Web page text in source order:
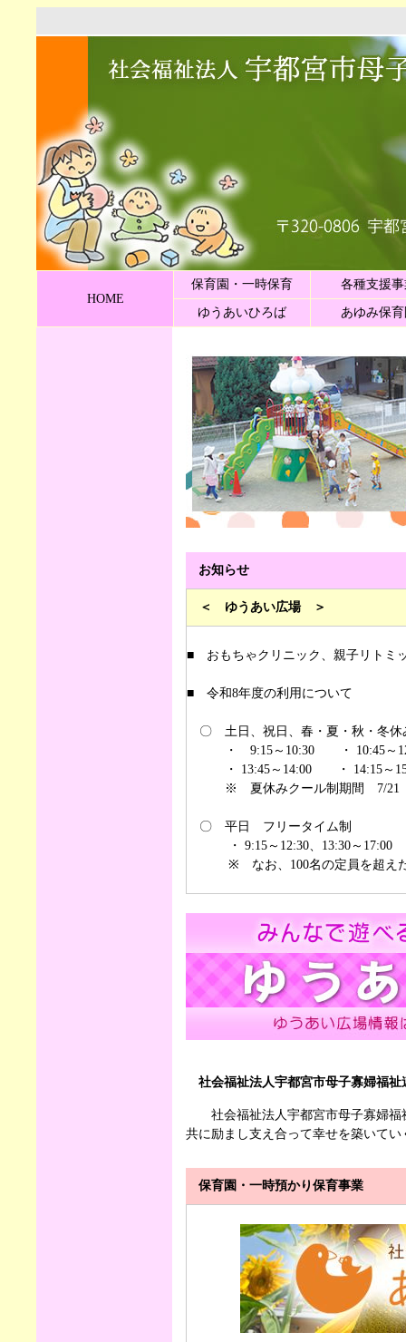
HOME
保育園・一時保育 各種支援
ゆうあいひろば あゆみ保
お知らせ
＜ ゆうあい広場 ＞
■ おもちゃクリニック、親子リトミ
■ 令和8年度の利用について
〇 土日、祝日、春・夏・秋・冬
・ 9:15～10:30 ・ 10:45～
・ 13:45～14:00 ・ 14:15～
※ 夏休みクール制期間 7/21（
〇 平日 フリータイム制
・ 9:15～12:30、13:30～17:00
※ なお、100名の定員を超えた場
社会福祉法人宇都宮市母子寡婦福祉
社会福祉法人宇都宮市母子寡婦福
共に励まし支え合って幸せを築いて
保育園・一時預かり保育事業